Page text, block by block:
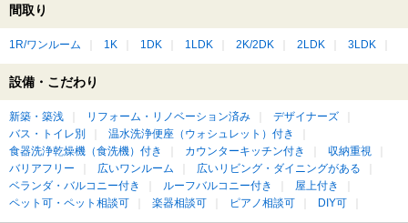
間取り
1R/ワンルーム 1K 1DK 1LDK 2K/2DK 2LDK 3LDK
設備・こだわり
新築・築浅 リフォーム・リノベーション済み
デザイナーズ
バス・トイレ別
温水洗浄便座（ウォシュレット）付き
食器洗浄乾燥機（食洗機）付き
カウンターキッチン付き
収納重視
バリアフリー
広いワンルーム
広いリビング・ダイニングがある
ベランダ・バルコニー付き
ルーフバルコニー付き
屋上付き
ペット可・ペット相談可
楽器相談可 ピアノ相談可 DIY可